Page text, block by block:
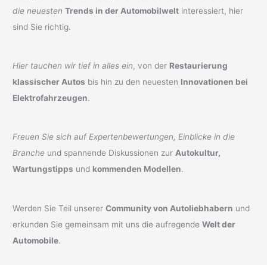
die neuesten Trends in der Automobilwelt interessiert, hier
sind Sie richtig.
Hier tauchen wir tief in alles ein, von der Restaurierung
klassischer Autos bis hin zu den neuesten Innovationen bei
Elektrofahrzeugen.
Freuen Sie sich auf Expertenbewertungen, Einblicke in die
Branche und spannende Diskussionen zurAutokultur,
Wartungstipps und kommenden Modellen.
Werden Sie Teil unsererCommunity von Autoliebhabern und
erkunden Sie gemeinsam mit uns die aufregendeWelt der
Automobile.